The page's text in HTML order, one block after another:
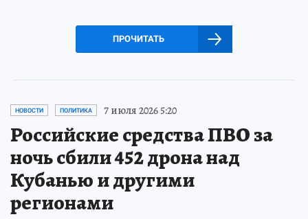
ПРОЧИТАТЬ
НОВОСТИ ПОЛИТИКА 7 июля 2026 5:20
Российские средства ПВО за
ночь сбили 452 дрона над
Кубанью и другими
регионами